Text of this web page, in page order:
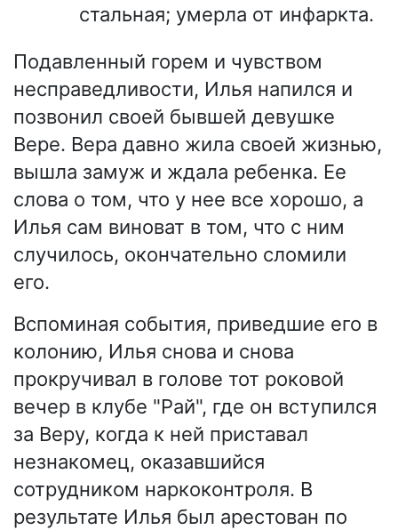
стальная; умерла от инфаркта.
Подавленный горем и чувством
несправедливости, Илья напился и
позвонил своей бывшей девушке
Вере. Вера давно жила своей жизнью,
вышла замуж и ждала ребенка. Ее
слова о том, что у нее все хорошо, а
Илья сам виноват в том, что с ним
случилось, окончательно сломили
его.
Вспоминая события, приведшие его в
колонию, Илья снова и снова
прокручивал в голове тот роковой
вечер в клубе "Рай", где он вступился
за Веру, когда к ней приставал
незнакомец, оказавшийся
сотрудником наркоконтроля. В
результате Илья был арестован по